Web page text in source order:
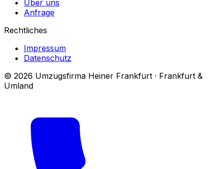
Über uns
Anfrage
Rechtliches
Impressum
Datenschutz
© 2026 Umzugsfirma Heiner Frankfurt · Frankfurt &
Umland